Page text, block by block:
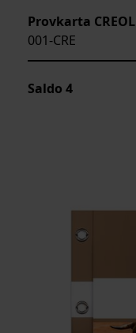
Provkarta
001-CRE
Saldo 4